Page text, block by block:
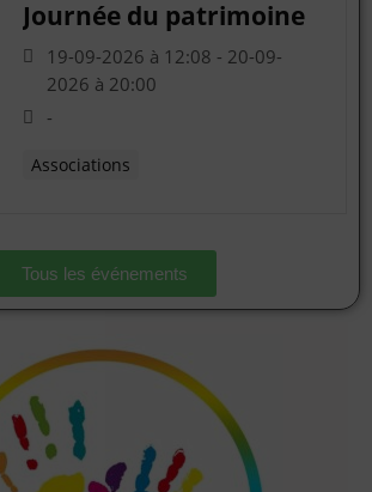
Journée du patrimoine
19-09-2026 à 12:08 - 20-09-
2026 à 20:00
-
Associations
Tous les événements